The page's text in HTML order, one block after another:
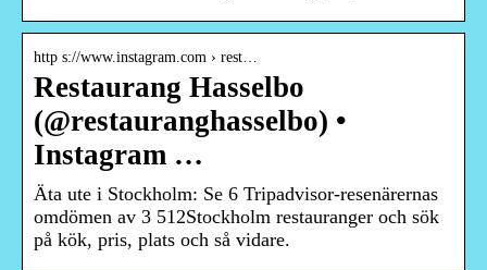
http s://www.instagram.com › rest…
Restaurang Hasselbo
(@restauranghasselbo) •
Instagram …
Äta ute i Stockholm: Se 6 Tripadvisor-resenärernas
omdömen av 3 512Stockholm restauranger och sök
på kök, pris, plats och så vidare.